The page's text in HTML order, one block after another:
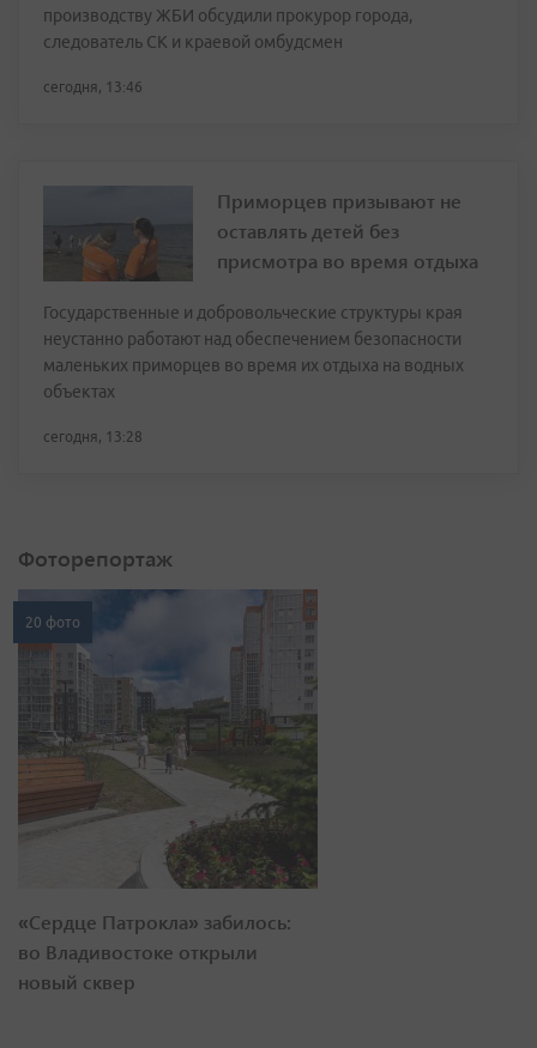
производству ЖБИ обсудили прокурор города,
следователь СК и краевой омбудсмен
сегодня, 13:46
Приморцев призывают не
оставлять детей без
присмотра во время отдыха
Государственные и добровольческие структуры края
неустанно работают над обеспечением безопасности
маленьких приморцев во время их отдыха на водных
объектах
сегодня, 13:28
Фоторепортаж
20 фото
«Сердце Патрокла» забилось:
во Владивостоке открыли
новый сквер